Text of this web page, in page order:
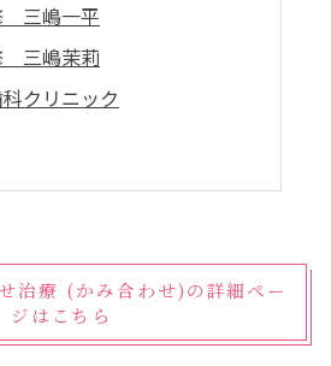
三嶋一平
三嶋茉莉
クリニック
治療 (かみ合わせ)の詳細ペー
ジはこちら